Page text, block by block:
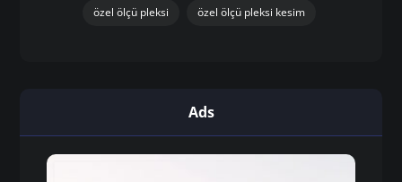
özel ölçü pleksi özel ölçü pleksi kesim
Ads